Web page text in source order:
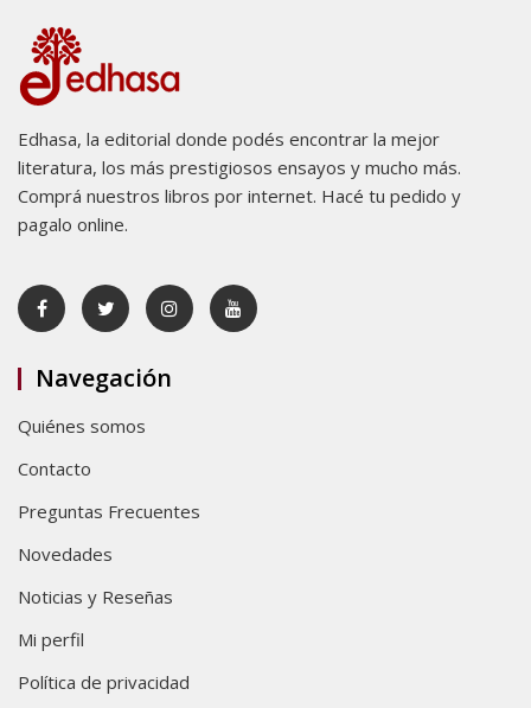
Edhasa, la editorial donde podés encontrar la mejor
literatura, los más prestigiosos ensayos y mucho más.
Comprá nuestros libros por internet. Hacé tu pedido y
pagalo online.
Navegación
Quiénes somos
Contacto
Preguntas Frecuentes
Novedades
Noticias y Reseñas
Mi perfil
Política de privacidad